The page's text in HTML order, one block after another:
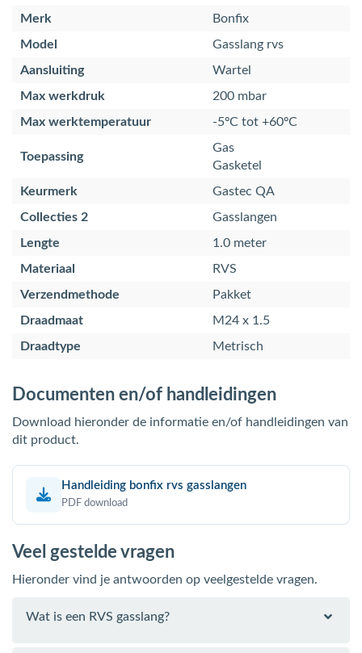
Merk
Bonfix
Model
Gasslang rvs
Aansluiting
Wartel
Max werkdruk
200 mbar
Max werktemperatuur
-5ºC tot +60ºC
Toepassing
Gas
Gasketel
Keurmerk
Gastec QA
Collecties 2
Gasslangen
Lengte
1.0 meter
Materiaal
RVS
Verzendmethode
Pakket
Draadmaat
M24 x 1.5
Draadtype
Metrisch
Documenten en/of handleidingen
Download hieronder de informatie en/of handleidingen van
dit product.
Handleiding bonfix rvs gasslangen
PDF download
Veel gestelde vragen
Hieronder vind je antwoorden op veelgestelde vragen.
Wat is een RVS gasslang?